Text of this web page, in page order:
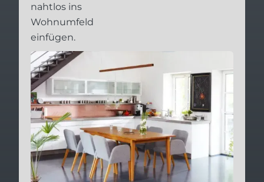
nahtlos ins
Wohnumfeld
einfügen.